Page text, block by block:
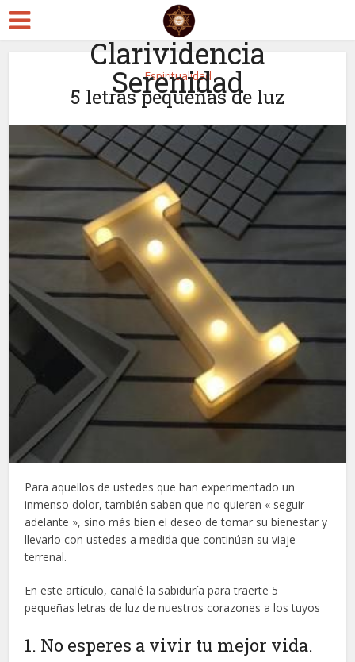
Clarividencia
Serenidad
Espiritualidad
5 letras pequeñas de luz
Para aquellos de ustedes que han experimentado un
inmenso dolor, también saben que no quieren « seguir
adelante », sino más bien el deseo de tomar su bienestar y
llevarlo con ustedes a medida que continúan su viaje
terrenal.
En este artículo, canalé la sabiduría para traerte 5
pequeñas letras de luz de nuestros corazones a los tuyos
1. No esperes a vivir tu mejor vida.